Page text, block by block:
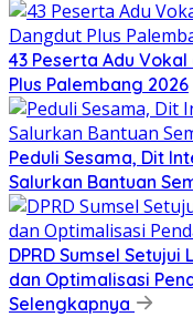
43 Peserta Adu
Plus Palembang 2026
Peduli Sesama, Dit
Salurkan Bantuan
DPRD Sumsel Setujui
dan Optimalisasi
Selengkapnya